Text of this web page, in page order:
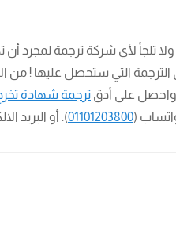
ولا تلجأ لأي شركة ترجمة لمجرد
الترجمة التي ستحصل عليها ! من
واحصل على أدق ترجمة شهادة
(
01101203800). أو البريد